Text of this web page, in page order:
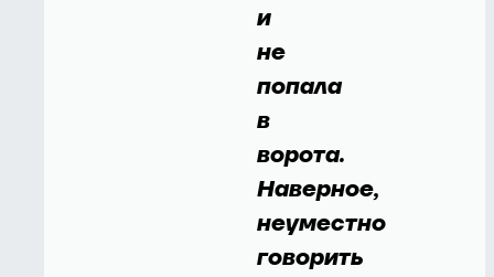
и
не
попала
в
ворота.
Наверное,
неуместно
говорить